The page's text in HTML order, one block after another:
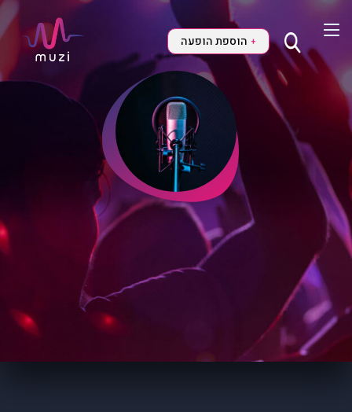
+ הוספת הופעה